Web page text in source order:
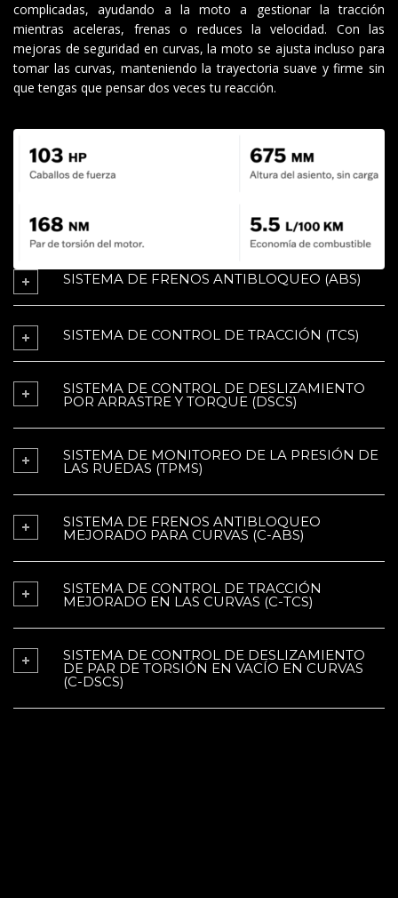
complicadas, ayudando a la moto a gestionar la tracción
mientras aceleras, frenas o reduces la velocidad. Con las
mejoras de seguridad en curvas, la moto se ajusta incluso para
tomar las curvas, manteniendo la trayectoria suave y firme sin
que tengas que pensar dos veces tu reacción.
SISTEMA DE FRENOS ANTIBLOQUEO (ABS)
SISTEMA DE CONTROL DE TRACCIÓN (TCS)
SISTEMA DE CONTROL DE DESLIZAMIENTO
POR ARRASTRE Y TORQUE (DSCS)
SISTEMA DE MONITOREO DE LA PRESIÓN DE
LAS RUEDAS (TPMS)
SISTEMA DE FRENOS ANTIBLOQUEO
MEJORADO PARA CURVAS (C-ABS)
SISTEMA DE CONTROL DE TRACCIÓN
MEJORADO EN LAS CURVAS (C-TCS)
SISTEMA DE CONTROL DE DESLIZAMIENTO
DE PAR DE TORSIÓN EN VACÍO EN CURVAS
(C-DSCS)